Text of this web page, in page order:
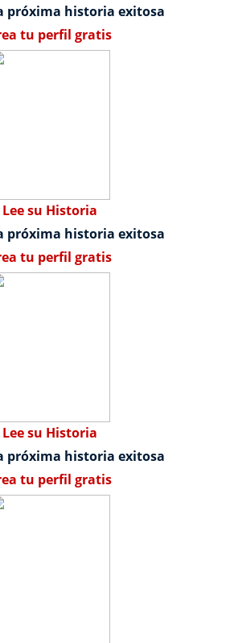
próxima historia exitosa
tu perfil gratis
Lee su Historia
próxima historia exitosa
tu perfil gratis
Lee su Historia
próxima historia exitosa
tu perfil gratis